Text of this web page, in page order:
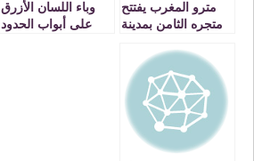
مترو المغرب يفتتح
متجره الثامن بمدينة
وباء اللسان الأزرق
على أبواب الحدود